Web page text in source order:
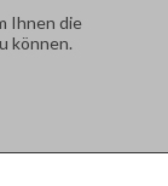
Ihnen die
können.